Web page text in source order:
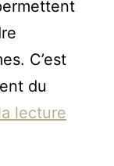
C’est
du
lecture